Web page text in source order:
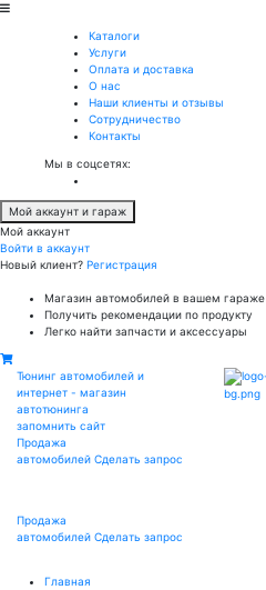
Каталоги
Услуги
Оплата и доставка
О нас
Наши клиенты и отзывы
Сотрудничество
Контакты
Мы в соцсетях:
Мой аккаунт и гараж
Мой аккаунт
Войти в аккаунт
Новый клиент? Регистрация
Магазин автомобилей в вашем гараже
Получить рекомендации по продукту
Легко найти запчасти и аксессуары
Тюнинг автомобилей и
интернет - магазин
автотюнинга
запомнить сайт
Продажа
автомобилей Сделать запрос
Продажа
автомобилей Сделать запрос
Главная